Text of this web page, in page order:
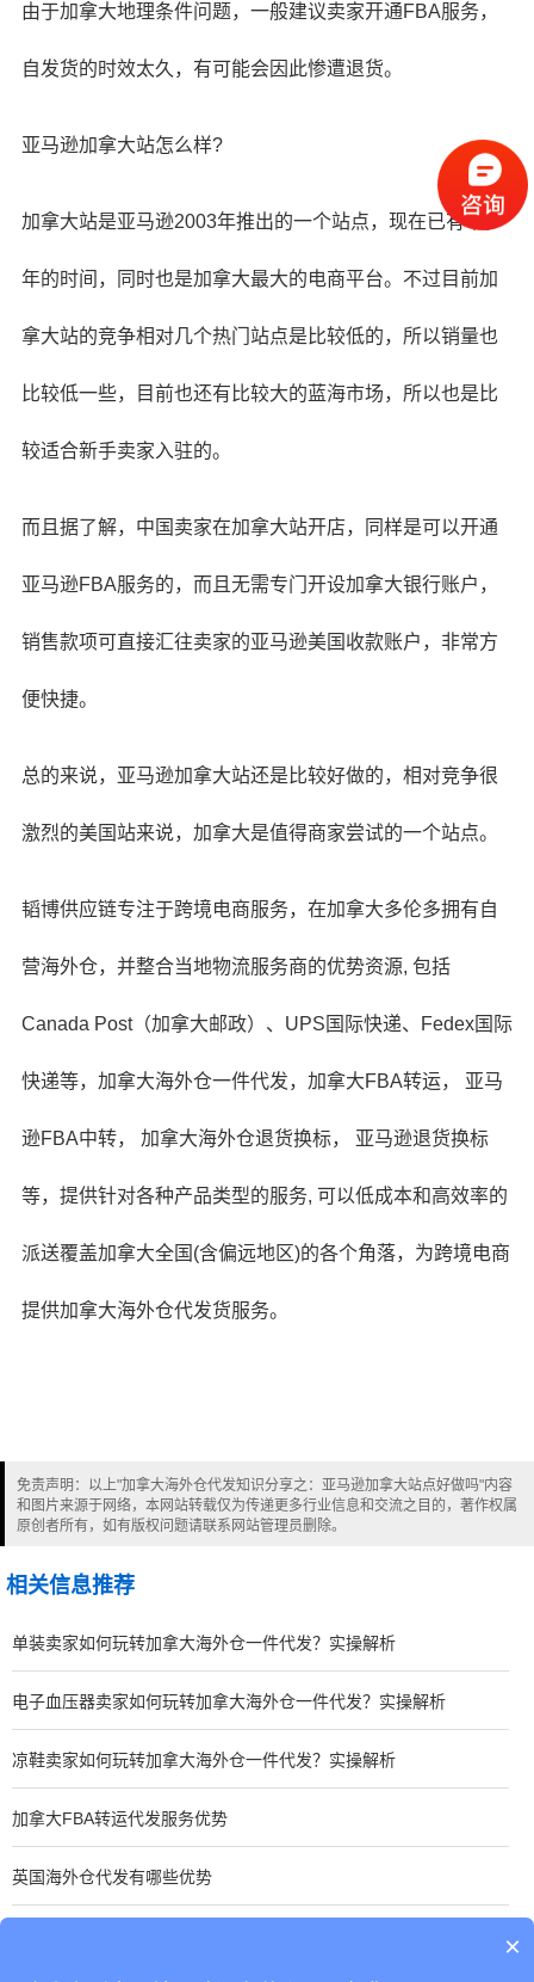
由于加拿大地理条件问题，一般建议卖家开通FBA服务，
自发货的时效太久，有可能会因此惨遭退货。
亚马逊加拿大站怎么样?
加拿大站是亚马逊2003年推出的一个站点，现在已有十多
年的时间，同时也是加拿大最大的电商平台。不过目前加
拿大站的竞争相对几个热门站点是比较低的，所以销量也
比较低一些，目前也还有比较大的蓝海市场，所以也是比
较适合新手卖家入驻的。
而且据了解，中国卖家在加拿大站开店，同样是可以开通
亚马逊FBA服务的，而且无需专门开设加拿大银行账户，
销售款项可直接汇往卖家的亚马逊美国收款账户，非常方
便快捷。
总的来说，亚马逊加拿大站还是比较好做的，相对竞争很
激烈的美国站来说，加拿大是值得商家尝试的一个站点。
韬博供应链专注于跨境电商服务，在加拿大多伦多拥有自
营海外仓，并整合当地物流服务商的优势资源, 包括
Canada Post（加拿大邮政）、 UPS国际快递、 Fedex国际
快递等， 加拿大海外仓一件代发， 加拿大FBA转运， 亚马
逊FBA中转， 加拿大海外仓退货换标， 亚马逊退货换标
等， 提供针对各种产品类型的服务, 可以低成本和高效率的
派送覆盖加拿大全国(含偏远地区)的各个角落，为跨境电商
提供加拿大海外仓代发货服务。
免责声明：以上"加拿大海外仓代发知识分享之：亚马逊加拿大站点好做吗"内容
和图片来源于网络，本网站转载仅为传递更多行业信息和交流之目的，著作权属
原创者所有，如有版权问题请联系网站管理员删除。
相关信息推荐
单装卖家如何玩转加拿大海外仓一件代发？实操解析
电子血压器卖家如何玩转加拿大海外仓一件代发？实操解析
凉鞋卖家如何玩转加拿大海外仓一件代发？实操解析
加拿大FBA转运代发服务优势
英国海外仓代发有哪些优势
×